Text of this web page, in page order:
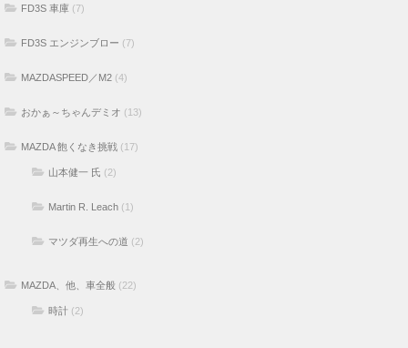
FD3S 車庫 (7)
FD3S エンジンブロー (7)
MAZDASPEED／M2 (4)
おかぁ～ちゃんデミオ (13)
MAZDA 飽くなき挑戦 (17)
山本健一 氏 (2)
Martin R. Leach (1)
マツダ再生への道 (2)
MAZDA、他、車全般 (22)
時計 (2)